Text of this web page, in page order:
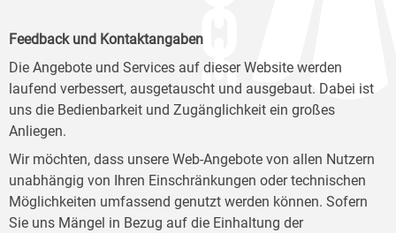
Feedback und Kontaktangaben
Die Angebote und Services auf dieser Website werden
laufend verbessert, ausgetauscht und ausgebaut. Dabei ist
uns die Bedienbarkeit und Zugänglichkeit ein großes
Anliegen.
Wir möchten, dass unsere Web-Angebote von allen Nutzern
unabhängig von Ihren Einschränkungen oder technischen
Möglichkeiten umfassend genutzt werden können. Sofern
Sie uns Mängel in Bezug auf die Einhaltung der